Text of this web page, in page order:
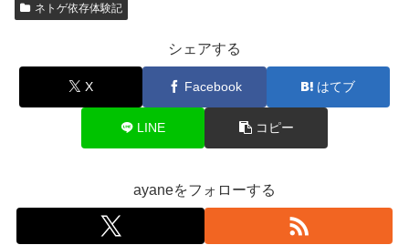
ネトゲ依存体験記
シェアする
X Facebook はてブ
LINE コピー
ayaneをフォローする